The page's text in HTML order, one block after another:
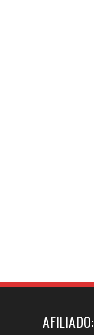
AFILIADO: